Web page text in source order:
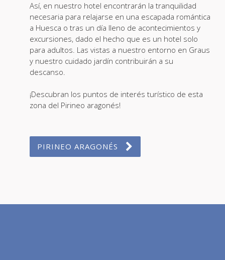
Así, en nuestro hotel encontrarán la tranquilidad
necesaria para relajarse en una escapada romántica
a Huesca o tras un día lleno de acontecimientos y
excursiones, dado el hecho que es un hotel solo
para adultos. Las vistas a nuestro entorno en Graus
y nuestro cuidado jardín contribuirán a su
descanso.
¡Descubran los puntos de interés turístico de esta
zona del Pirineo aragonés!
PIRINEO ARAGONÉS